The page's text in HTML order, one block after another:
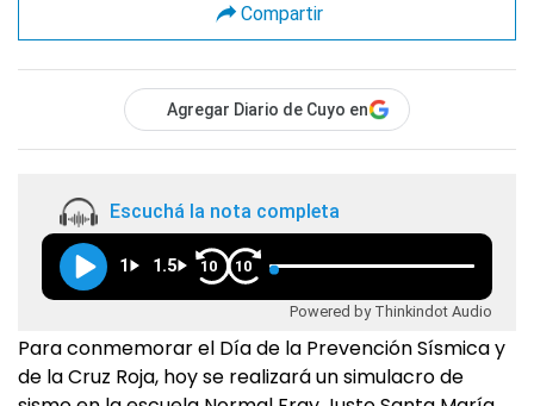
Compartir
Agregar Diario de Cuyo en
Escuchá la nota completa
1 1.5 10 10
Powered by Thinkindot Audio
Para conmemorar el Día de la Prevención Sísmica y
de la Cruz Roja, hoy se realizará un simulacro de